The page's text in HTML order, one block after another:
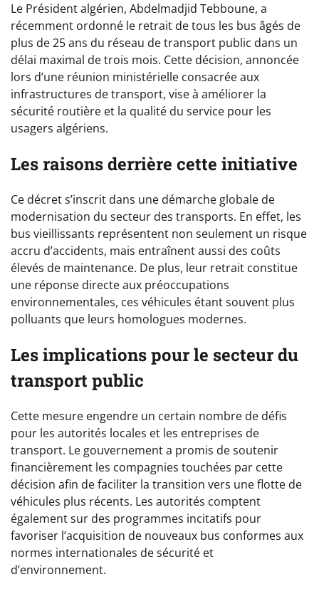
Le Président algérien, Abdelmadjid Tebboune, a
récemment ordonné le retrait de tous les bus âgés de
plus de 25 ans du réseau de transport public dans un
délai maximal de trois mois. Cette décision, annoncée
lors d’une réunion ministérielle consacrée aux
infrastructures de transport, vise à améliorer la
sécurité routière et la qualité du service pour les
usagers algériens.
Les raisons derrière cette initiative
Ce décret s’inscrit dans une démarche globale de
modernisation du secteur des transports. En effet, les
bus vieillissants représentent non seulement un risque
accru d’accidents, mais entraînent aussi des coûts
élevés de maintenance. De plus, leur retrait constitue
une réponse directe aux préoccupations
environnementales, ces véhicules étant souvent plus
polluants que leurs homologues modernes.
Les implications pour le secteur du
transport public
Cette mesure engendre un certain nombre de défis
pour les autorités locales et les entreprises de
transport. Le gouvernement a promis de soutenir
financièrement les compagnies touchées par cette
décision afin de faciliter la transition vers une flotte de
véhicules plus récents. Les autorités comptent
également sur des programmes incitatifs pour
favoriser l’acquisition de nouveaux bus conformes aux
normes internationales de sécurité et
d’environnement.